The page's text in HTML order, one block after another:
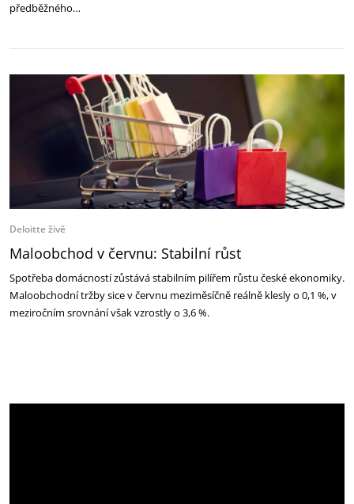
předběžného…
Deloitte živě
Maloobchod v červnu: Stabilní růst
Spotřeba domácností zůstává stabilním pilířem růstu české ekonomiky.
Maloobchodní tržby sice v červnu meziměsíčně reálně klesly o 0,1 %, v
meziročním srovnání však vzrostly o 3,6 %.